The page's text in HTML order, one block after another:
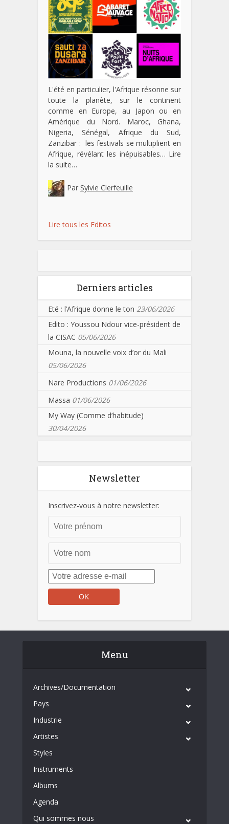
L'été en particulier, l'Afrique résonne sur
toute la planète, sur le continent
comme en Europe, au Japon ou en
Amérique du Nord. Maroc, Ghana,
Nigeria, Sénégal, Afrique du Sud,
Zanzibar : les festivals se multiplient en
Afrique, révélant les inépuisables… Lire
la suite…
Par Sylvie Clerfeuille
Lire tous les Editos
Derniers articles
Eté : l’Afrique donne le ton 23/06/2026
Edito : Youssou Ndour vice-président de
la CISAC 05/06/2026
Mouna, la nouvelle voix d’or du Mali
05/06/2026
Nare Productions 01/06/2026
Massa 01/06/2026
My Way (Comme d’habitude)
30/04/2026
Newsletter
Inscrivez-vous à notre newsletter:
Menu
Archives/Documentation
Pays
Industrie
Artistes
Styles
Instruments
Albums
Agenda
Qui sommes nous